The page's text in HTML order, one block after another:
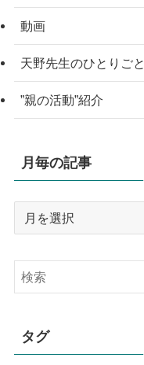
動画
天野先生のひとりごと
”親の活動”紹介
月毎の記事
記
タグ